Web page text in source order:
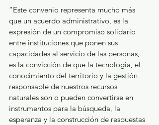
“Este convenio representa mucho más
que un acuerdo administrativo, es la
expresión de un compromiso solidario
entre instituciones que ponen sus
capacidades al servicio de las personas,
es la convicción de que la tecnología, el
conocimiento del territorio y la gestión
responsable de nuestros recursos
naturales son o pueden convertirse en
instrumentos para la búsqueda, la
esperanza y la construcción de respuestas